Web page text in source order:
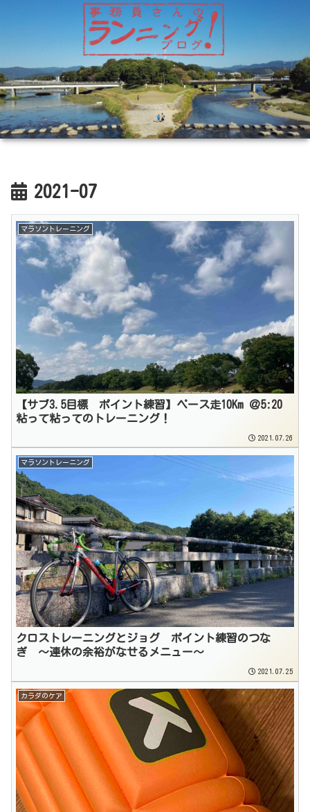
2021-07
マラソントレーニング
【サブ3.5目標 ポイント練習】ペース走10Km ＠5:20
粘って粘ってのトレーニング！
2021.07.26
マラソントレーニング
クロストレーニングとジョグ ポイント練習のつな
ぎ 〜連休の余裕がなせるメニュー〜
2021.07.25
カラダのケア